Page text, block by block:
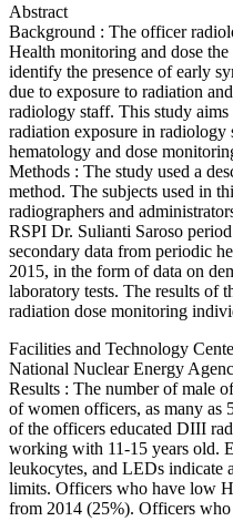
Abstract
Background : The officer
Health monitoring and dose
identify the presence of early
due to exposure to radiation
radiology staff. This study aims
radiation exposure in radiology
hematology and dose
Methods : The study used a
method. The subjects used in
radiographers and
RSPI Dr. Sulianti Saroso
secondary data from periodic
2015, in the form of data on
laboratory tests. The results of
radiation dose monitoring
Facilities and Technology
National Nuclear Energy
Results : The number of male
of women officers, as many as
of the officers educated DIII
working with 11-15 years old.
leukocytes, and LEDs indicate
limits. Officers who have low
from 2014 (25%). Officers who